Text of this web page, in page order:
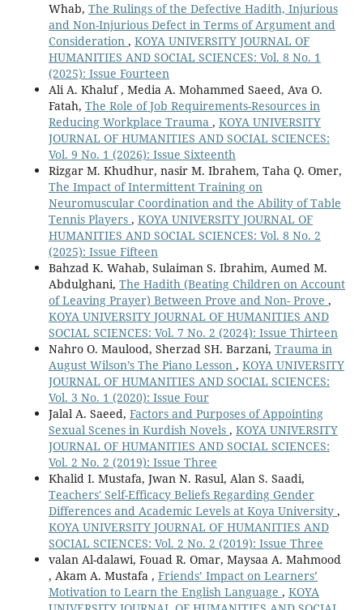
Whab, The Rulings of the Defective Hadith, Injurious
and Non-Injurious Defect in Terms of Argument and
Consideration , KOYA UNIVERSITY JOURNAL OF
HUMANITIES AND SOCIAL SCIENCES: Vol. 8 No. 1
(2025): Issue Fourteen
Ali A. Khaluf , Media A. Mohammed Saeed, Ava O.
Fatah, The Role of Job Requirements-Resources in
Reducing Workplace Trauma , KOYA UNIVERSITY
JOURNAL OF HUMANITIES AND SOCIAL SCIENCES:
Vol. 9 No. 1 (2026): Issue Sixteenth
Rizgar M. Khudhur, nasir M. Ibrahem, Taha Q. Omer,
The Impact of Intermittent Training on
Neuromuscular Coordination and the Ability of Table
Tennis Players , KOYA UNIVERSITY JOURNAL OF
HUMANITIES AND SOCIAL SCIENCES: Vol. 8 No. 2
(2025): Issue Fifteen
Bahzad K. Wahab, Sulaiman S. Ibrahim, Aumed M.
Abdulghani, The Hadith (Beating Children on Account
of Leaving Prayer) Between Prove and Non- Prove ,
KOYA UNIVERSITY JOURNAL OF HUMANITIES AND
SOCIAL SCIENCES: Vol. 7 No. 2 (2024): Issue Thirteen
Nahro O. Maulood, Sherzad SH. Barzani, Trauma in
August Wilson’s The Piano Lesson , KOYA UNIVERSITY
JOURNAL OF HUMANITIES AND SOCIAL SCIENCES:
Vol. 3 No. 1 (2020): Issue Four
Jalal A. Saeed, Factors and Purposes of Appointing
Sexual Scenes in Kurdish Novels , KOYA UNIVERSITY
JOURNAL OF HUMANITIES AND SOCIAL SCIENCES:
Vol. 2 No. 2 (2019): Issue Three
Khalid I. Mustafa, Jwan N. Rasul, Alan S. Saadi,
Teachers' Self-Efficacy Beliefs Regarding Gender
Differences and Academic Levels at Koya University ,
KOYA UNIVERSITY JOURNAL OF HUMANITIES AND
SOCIAL SCIENCES: Vol. 2 No. 2 (2019): Issue Three
valan Al-dalawi, Fouad R. Omar, Maysaa A. Mahmood
, Akam A. Mustafa , Friends’ Impact on Learners’
Motivation to Learn the English Language , KOYA